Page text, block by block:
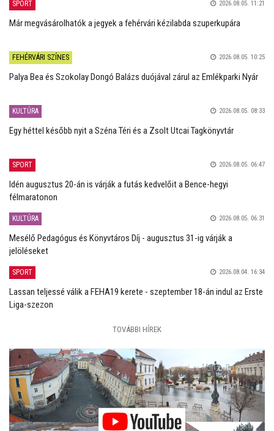
SPORT 2026.08.05. 11:21
Már megvásárolhatók a jegyek a fehérvári kézilabda szuperkupára
FEHÉRVÁRI SZÍNES 2026.08.05. 10:25
Palya Bea és Szokolay Dongó Balázs duójával zárul az Emlékparki Nyár
KULTÚRA 2026.08.05. 08:33
Egy héttel később nyit a Széna Téri és a Zsolt Utcai Tagkönyvtár
SPORT 2026.08.05. 06:47
Idén augusztus 20-án is várják a futás kedvelőit a Bence-hegyi
félmaratonon
KULTÚRA 2026.08.05. 06:31
Mesélő Pedagógus és Könyvtáros Díj - augusztus 31-ig várják a
jelöléseket
SPORT 2026.08.04. 16:34
Lassan teljessé válik a FEHA19 kerete - szeptember 18-án indul az Erste
Liga-szezon
TOVÁBBI HÍREK